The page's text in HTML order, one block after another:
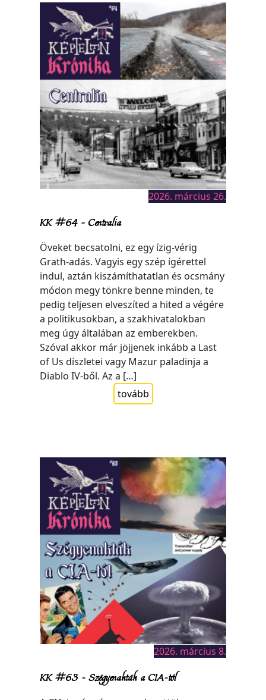
2026. március 26.
KK #64 – Centralia
Öveket becsatolni, ez egy ízig-vérig
Grath-adás. Vagyis egy szép ígérettel
indul, aztán kiszámíthatatlan és ocsmány
módon megy tönkre benne minden, te
pedig teljesen elveszíted a hited a végére
a politikusokban, a szakhivatalokban
meg úgy általában az emberekben.
Szóval akkor már jöjjenek inkább a Last
of Us díszletei vagy Mazur paladinja a
Diablo IV-ből. Az a […]
tovább
2026. március 8.
KK #63 – Szégyenakták a CIA-tól